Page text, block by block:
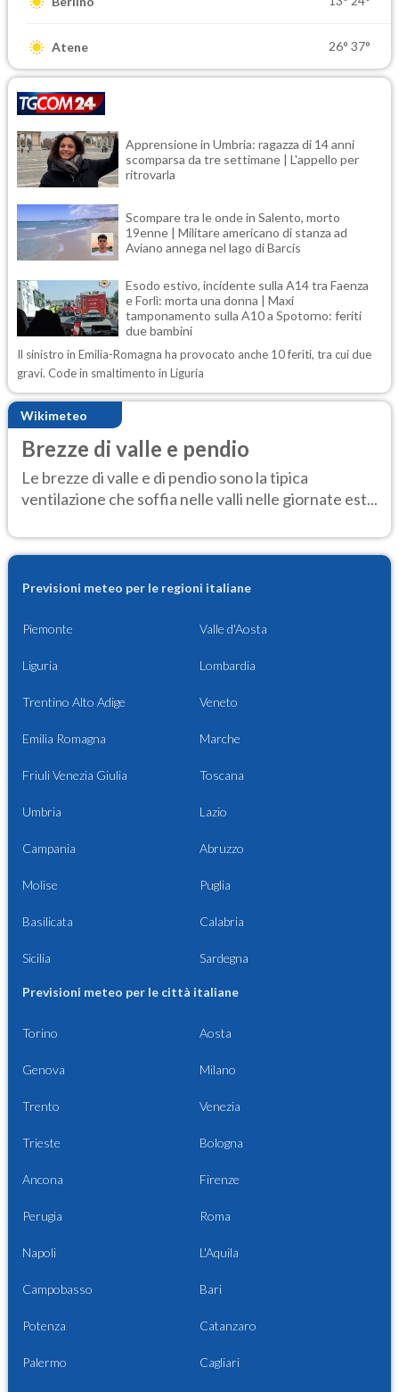
Atene 26° 37°
Apprensione in Umbria: ragazza di 14 anni
scomparsa da tre settimane | L'appello per
ritrovarla
Scompare tra le onde in Salento, morto
19enne | Militare americano di stanza ad
Aviano annega nel lago di Barcis
Esodo estivo, incidente sulla A14 tra Faenza
e Forlì: morta una donna | Maxi
tamponamento sulla A10 a Spotorno: feriti
due bambini
Il sinistro in Emilia-Romagna ha provocato anche 10 feriti, tra cui due
gravi. Code in smaltimento in Liguria
Wikimeteo
Brezze di valle e pendio
Le brezze di valle e di pendio sono la tipica
ventilazione che soffia nelle valli nelle giornate est...
Previsioni meteo per le regioni italiane
Piemonte Valle d'Aosta
Liguria Lombardia
Trentino Alto Adige Veneto
Emilia Romagna Marche
Friuli Venezia Giulia Toscana
Umbria Lazio
Campania Abruzzo
Molise Puglia
Basilicata Calabria
Sicilia Sardegna
Previsioni meteo per le città italiane
Torino Aosta
Genova Milano
Trento Venezia
Trieste Bologna
Ancona Firenze
Perugia Roma
Napoli L'Aquila
Campobasso Bari
Potenza Catanzaro
Palermo Cagliari